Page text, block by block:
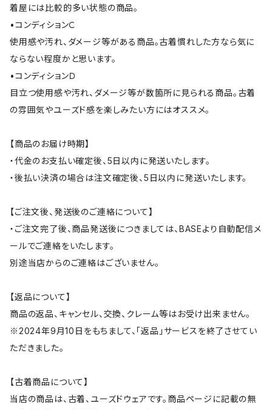
着屋には比較的多い状態の商品。
•コンディションＣ
使用感や汚れ、ダメージ等がある商品。古着慣れした方なら気に
ならない程度かと思います。
•コンディションＤ
目立つ使用感や汚れ、ダメージ等が数箇所に見られる商品。古着
の雰囲気やユーズド感を楽しみたい方にはオススメ。
【商品のお届け時期】
・代金のお支払い確定後、5日以内に発送いたします。
・後払い決済の場合は注文確定後、5日以内に発送いたします。
【ご注文後、発送後のご連絡について】
・ご注文完了後、商品発送後につきましては、BASEより自動配信メ
ールでご連絡をいたします。
別途当店からのご連絡はございません。
【返品について】
商品の返品、キャンセル、交換、クレーム等はお受け出来ません。
※2024年9月10日をもちまして、「返品」サービスを終了させてい
ただきました。
【古着商品について】
当店の商品は、古着、ユーズドウェアです。商品ページに記載の無